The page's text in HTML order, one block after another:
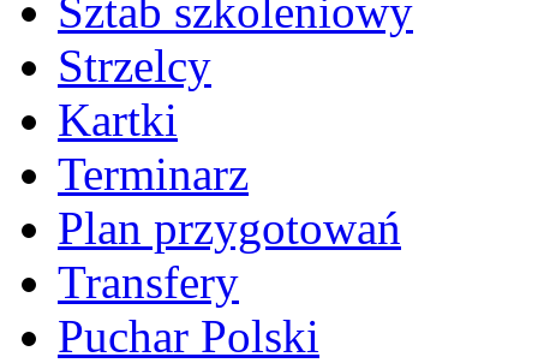
Sztab szkoleniowy
Strzelcy
Kartki
Terminarz
Plan przygotowań
Transfery
Puchar Polski